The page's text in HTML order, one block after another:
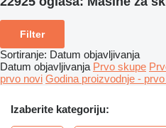
Filter
Sortiranje: Datum objavljivanja
Datum objavljivanja Prvo skupe
prvo novi Godina proizvodnje -
Izaberite kategoriju: